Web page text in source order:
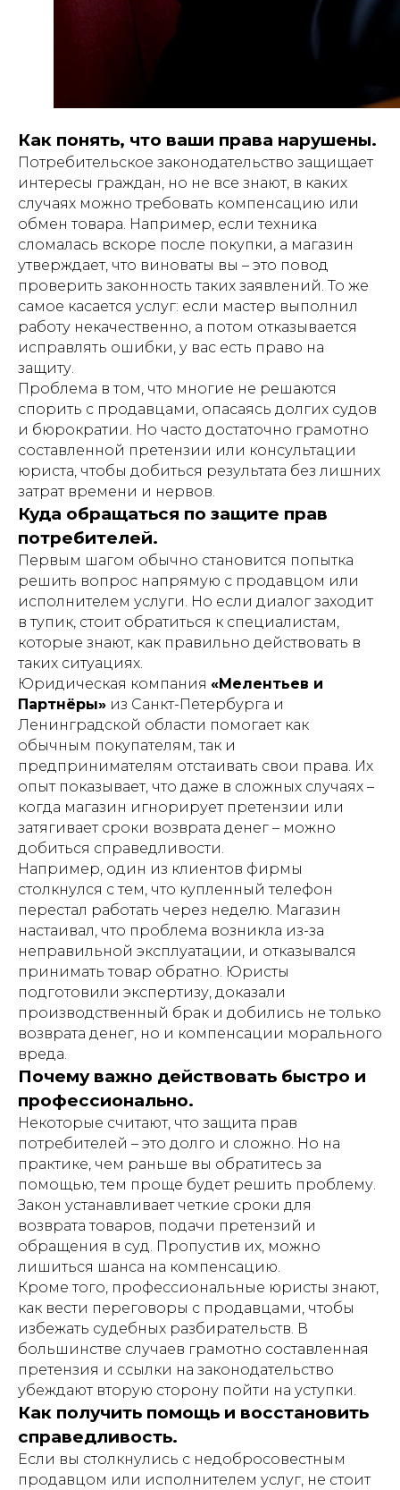
Как понять, что ваши права нарушены.
Потребительское законодательство защищает
интересы граждан, но не все знают, в каких
случаях можно требовать компенсацию или
обмен товара. Например, если техника
сломалась вскоре после покупки, а магазин
утверждает, что виноваты вы – это повод
проверить законность таких заявлений. То же
самое касается услуг: если мастер выполнил
работу некачественно, а потом отказывается
исправлять ошибки, у вас есть право на
защиту.
Проблема в том, что многие не решаются
спорить с продавцами, опасаясь долгих судов
и бюрократии. Но часто достаточно грамотно
составленной претензии или консультации
юриста, чтобы добиться результата без лишних
затрат времени и нервов.
Куда обращаться по защите прав
потребителей.
Первым шагом обычно становится попытка
решить вопрос напрямую с продавцом или
исполнителем услуги. Но если диалог заходит
в тупик, стоит обратиться к специалистам,
которые знают, как правильно действовать в
таких ситуациях.
Юридическая компания «Мелентьев и
Партнёры» из Санкт-Петербурга и
Ленинградской области помогает как
обычным покупателям, так и
предпринимателям отстаивать свои права. Их
опыт показывает, что даже в сложных случаях –
когда магазин игнорирует претензии или
затягивает сроки возврата денег – можно
добиться справедливости.
Например, один из клиентов фирмы
столкнулся с тем, что купленный телефон
перестал работать через неделю. Магазин
настаивал, что проблема возникла из-за
неправильной эксплуатации, и отказывался
принимать товар обратно. Юристы
подготовили экспертизу, доказали
производственный брак и добились не только
возврата денег, но и компенсации морального
вреда.
Почему важно действовать быстро и
профессионально.
Некоторые считают, что защита прав
потребителей – это долго и сложно. Но на
практике, чем раньше вы обратитесь за
помощью, тем проще будет решить проблему.
Закон устанавливает четкие сроки для
возврата товаров, подачи претензий и
обращения в суд. Пропустив их, можно
лишиться шанса на компенсацию.
Кроме того, профессиональные юристы знают,
как вести переговоры с продавцами, чтобы
избежать судебных разбирательств. В
большинстве случаев грамотно составленная
претензия и ссылки на законодательство
убеждают вторую сторону пойти на уступки.
Как получить помощь и восстановить
справедливость.
Если вы столкнулись с недобросовестным
продавцом или исполнителем услуг, не стоит